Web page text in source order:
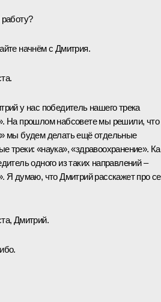
начнём с Дмитрия.
у нас победитель нашего трека
На прошлом набсовете мы решили, что
мы будем делать ещё отдельные
треки: «наука», «здравоохранение».
одного из таких направлений –
Я думаю, что Дмитрий расскажет про
Дмитрий.